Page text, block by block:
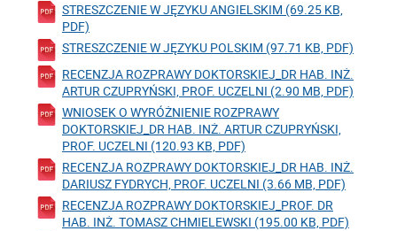
STRESZCZENIE W JĘZYKU ANGIELSKIM (69.25 KB,
PDF)
STRESZCZENIE W JĘZYKU POLSKIM (97.71 KB, PDF)
RECENZJA ROZPRAWY DOKTORSKIEJ_DR HAB. INŻ.
ARTUR CZUPRYŃSKI, PROF. UCZELNI (2.90 MB, PDF)
WNIOSEK O WYRÓŻNIENIE ROZPRAWY
DOKTORSKIEJ_DR HAB. INŻ. ARTUR CZUPRYŃSKI,
PROF. UCZELNI (120.93 KB, PDF)
RECENZJA ROZPRAWY DOKTORSKIEJ_DR HAB. INŻ.
DARIUSZ FYDRYCH, PROF. UCZELNI (3.66 MB, PDF)
RECENZJA ROZPRAWY DOKTORSKIEJ_PROF. DR
HAB. INŻ. TOMASZ CHMIELEWSKI (195.00 KB, PDF)